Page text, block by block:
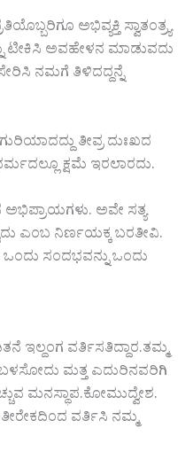
ಅಭಿವ್ಯಕ್ತಿ ಸ್ವಾತಂತ್ರ್ಯ
ಟೀಕಿಸಿ ಅವಹೇಳನ ಮಾಡುವದು
ನಮಗೆ ತಿಳಿದದ್ದನ್ನೆ
ತೀವ್ರ ದುಃಖದ
ಕ್ಷಮೆ ಇರಲಾರದು.
ಅಭಿಪ್ರಾಯಗಳು. ಅವೇ ಸತ್ಯ
ಎಂಬ ನಿರ್ಣಯಕ್ಕ ಬರತೀವಿ.
ಸಂದಭವನ್ನು ಒಂದು
ವರ್ತಿಸತಿದ್ದಾರ.ತಮ್ಮ
ಬಳಸೋದು ಮತ್ತ ಎದುರಿನವರಿಗಿ
ಮನಸ್ಥಾಪ.ಕೋಮುದ್ವೇಶ.
ವರ್ತಿಸಿ ನಮ್ಮ